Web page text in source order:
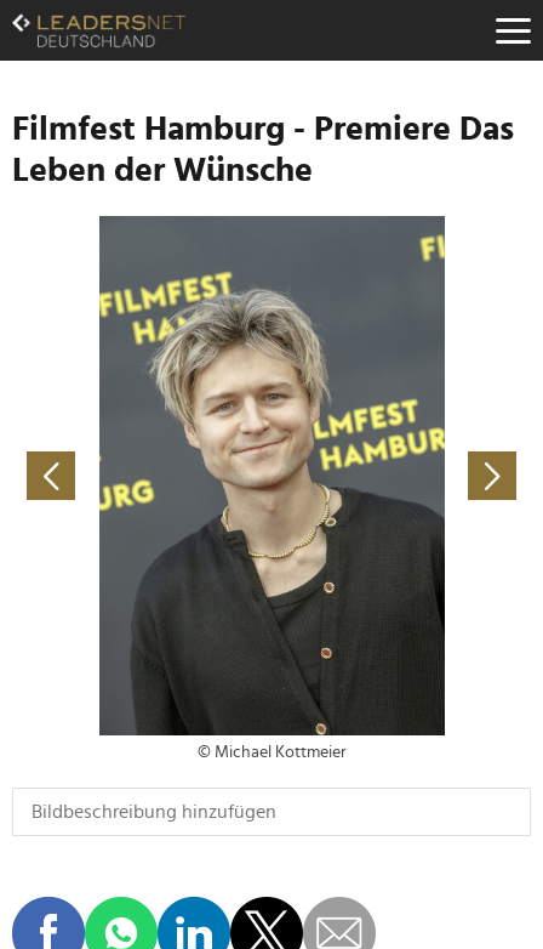
Zum
Inhalt
Zur
Navigation
Zur
Hauptnavigation
Filmfest Hamburg - Premiere Das
Leben der Wünsche
© Michael Kottmeier